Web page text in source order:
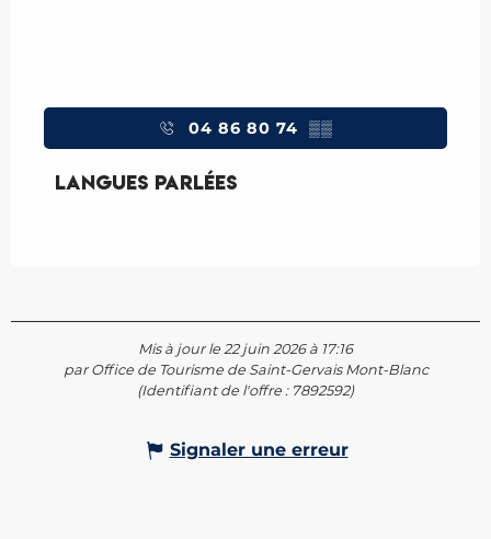
04 86 80 74 ▒▒
Langues parlées
Langues parlées
Mis à jour le 22 juin 2026 à 17:16
par Office de Tourisme de Saint-Gervais Mont-Blanc
(Identifiant de l'offre : 7892592)
Signaler une erreur